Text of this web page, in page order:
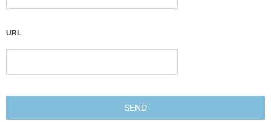
URL